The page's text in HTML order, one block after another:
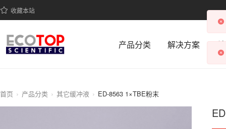
收藏本站
产品分类 解决方案
首页 产品分类 其它缓冲液 ED-8563 1×TBE粉末